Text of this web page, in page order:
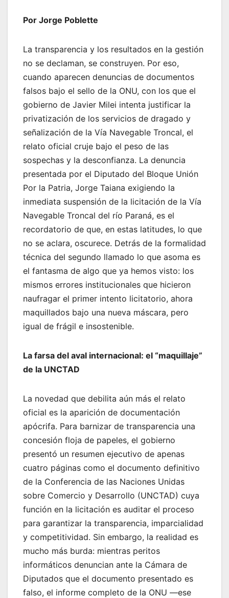
Por Jorge Poblette
La transparencia y los resultados en la gestión
no se declaman, se construyen. Por eso,
cuando aparecen denuncias de documentos
falsos bajo el sello de la ONU, con los que el
gobierno de Javier Milei intenta justificar la
privatización de los servicios de dragado y
señalización de la Vía Navegable Troncal, el
relato oficial cruje bajo el peso de las
sospechas y la desconfianza. La denuncia
presentada por el Diputado del Bloque Unión
Por la Patria, Jorge Taiana exigiendo la
inmediata suspensión de la licitación de la Vía
Navegable Troncal del río Paraná, es el
recordatorio de que, en estas latitudes, lo que
no se aclara, oscurece. Detrás de la formalidad
técnica del segundo llamado lo que asoma es
el fantasma de algo que ya hemos visto: los
mismos errores institucionales que hicieron
naufragar el primer intento licitatorio, ahora
maquillados bajo una nueva máscara, pero
igual de frágil e insostenible.
La farsa del aval internacional: el “maquillaje”
de la UNCTAD
La novedad que debilita aún más el relato
oficial es la aparición de documentación
apócrifa. Para barnizar de transparencia una
concesión floja de papeles, el gobierno
presentó un resumen ejecutivo de apenas
cuatro páginas como el documento definitivo
de la Conferencia de las Naciones Unidas
sobre Comercio y Desarrollo (UNCTAD) cuya
función en la licitación es auditar el proceso
para garantizar la transparencia, imparcialidad
y competitividad. Sin embargo, la realidad es
mucho más burda: mientras peritos
informáticos denuncian ante la Cámara de
Diputados que el documento presentado es
falso, el informe completo de la ONU —ese